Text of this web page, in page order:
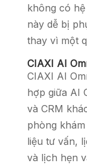
không có
này dễ bị
thay vì một
CIAXI AI
CIAXI AI
hợp giữa AI
và CRM
phòng
liệu tư vấn,
và lịch hẹn